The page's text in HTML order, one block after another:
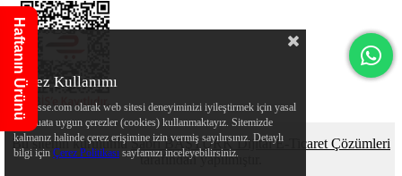
Bu sitenin kurulumuSabri BAŞTÜRK Dijital E-Ticaret Çözümleri
tarafından yapılmıştır.
Haftanın Ürünü
Çerez Kullanımı
Allmisse.com olarak web sitesi deneyiminizi iyileştirmek için yasal
mevzuata uygun çerezler (cookies) kullanmaktayız. Sitemizde
kalmanız halinde çerez erişimine izin vermiş sayılırsınız. Detaylı
bilgi için Çerez Politikası sayfamızı inceleyebilirsiniz.